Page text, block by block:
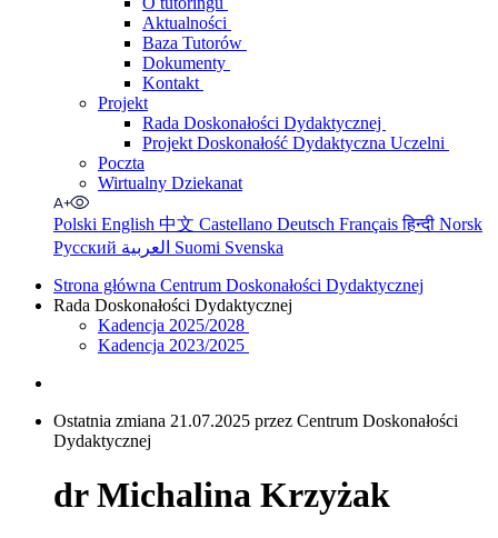
Aktualności
Baza Tutorów
Dokumenty
Kontakt
Projekt
Rada Doskonałości Dydaktycznej
Projekt Doskonałość Dydaktyczna Uczelni
Poczta
Wirtualny Dziekanat
Polski English 中文 Castellano Deutsch Françaisहिन्दी Norsk
Русский
Suomi Svenska
Strona główna Centrum Doskonałości Dydaktycznej
Rada Doskonałości Dydaktycznej
Kadencja 2025/2028
Kadencja 2023/2025
Ostatnia zmiana 21.07.2025 przez Centrum Doskonałości
Dydaktycznej
dr Michalina Krzyżak